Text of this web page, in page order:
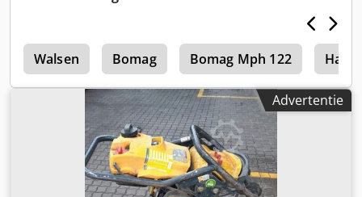
Walsen Bomag Bomag Mph 122
Advertentie